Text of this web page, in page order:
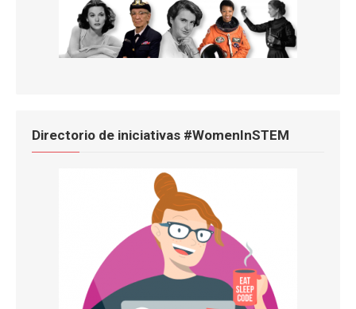
Directorio de iniciativas #WomenInSTEM